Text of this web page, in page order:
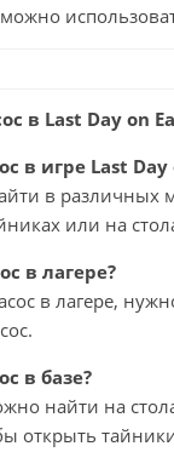
в Last Day on
в игре Last Day
в различных
или на
в лагере?
в лагере,
в базе?
найти на
открыть